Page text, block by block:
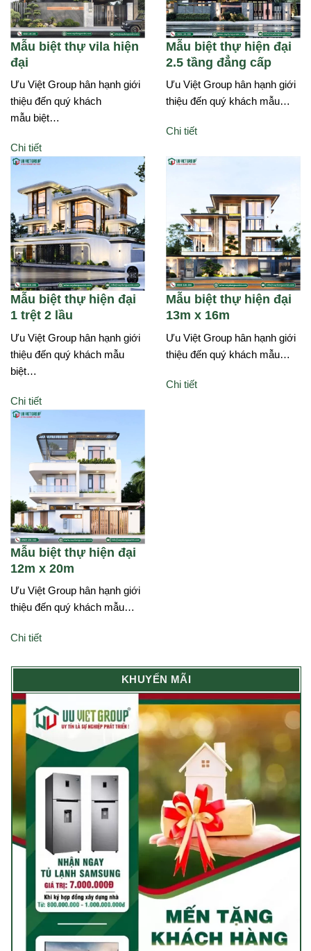
Mẫu biệt thự vila hiện
đại
Ưu Việt Group hân hạnh giới
thiệu đến quý khách
mẫu biệt…
Chi tiết
Mẫu biệt thự hiện đại
2.5 tầng đẳng cấp
Ưu Việt Group hân hạnh giới
thiệu đến quý khách mẫu…
Chi tiết
Mẫu biệt thự hiện đại
1 trệt 2 lầu
Ưu Việt Group hân hạnh giới
thiệu đến quý khách mẫu
biệt…
Chi tiết
Mẫu biệt thự hiện đại
13m x 16m
Ưu Việt Group hân hạnh giới
thiệu đến quý khách mẫu…
Chi tiết
Mẫu biệt thự hiện đại
12m x 20m
Ưu Việt Group hân hạnh giới
thiệu đến quý khách mẫu…
Chi tiết
KHUYẾN MÃI